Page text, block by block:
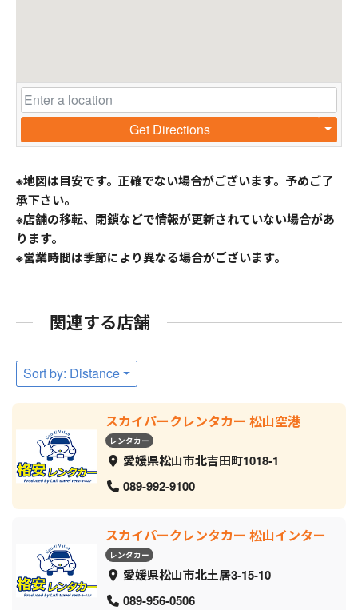
Get Directions
※地図は目安です。正確でない場合がございます。予めご了
承下さい。
※店舗の移転、閉鎖などで情報が更新されていない場合があ
ります。
※営業時間は季節により異なる場合がございます。
関連する店舗
Sort by: Distance
スカイパークレンタカー 松山空港
レンタカー
愛媛県松山市北吉田町1018-1
089-992-9100
スカイパークレンタカー 松山インター
レンタカー
愛媛県松山市北土居3-15-10
089-956-0506